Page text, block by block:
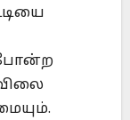
போன்ற